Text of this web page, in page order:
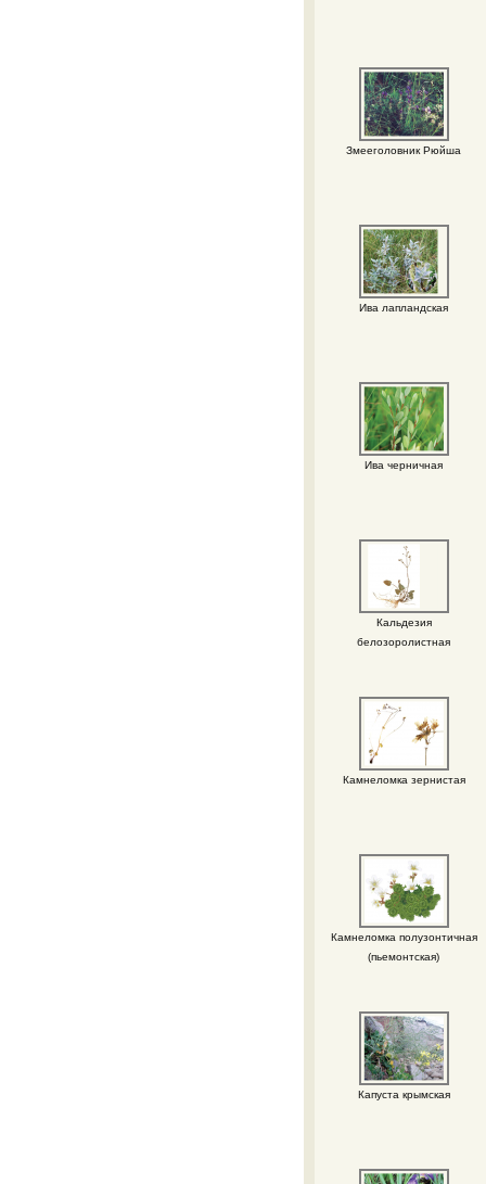
Змееголовник Рюйша
Ива лапландская
Ива черничная
Кальдезия
белозоролистная
Камнеломка зернистая
Камнеломка полузонтичная
(пьемонтская)
Капуста крымская